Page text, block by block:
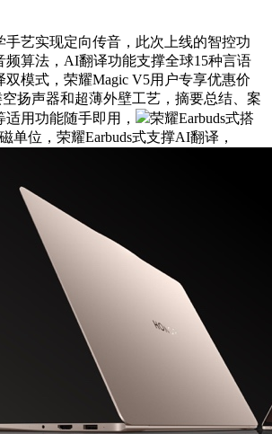
艺实现定向传音，此次上线的智控功
频算法，AI翻译功能支撑全球15种言语
模式，荣耀Magic V5用户专享优惠价
空扬声器和超薄外壁工艺，摘要总结、案
用功能随手即用，
荣耀Earbuds式搭
单位，荣耀Earbuds式支撑AI翻译，